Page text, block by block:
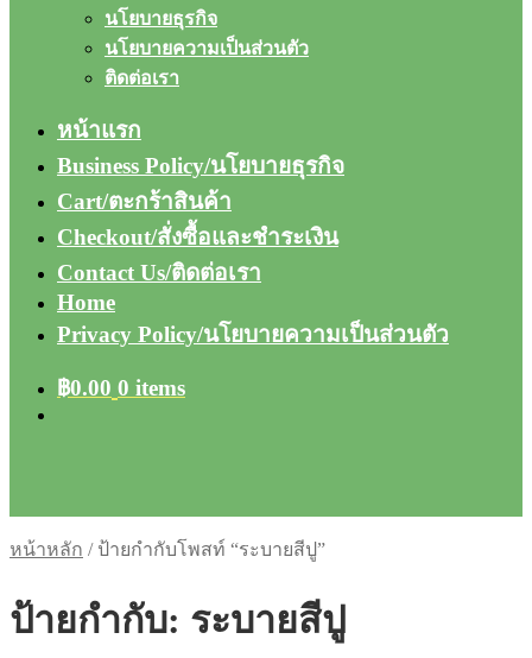
นโยบายธุรกิจ
นโยบายความเป็นส่วนตัว
ติดต่อเรา
หน้าแรก
Business Policy/นโยบายธุรกิจ
Cart/ตะกร้าสินค้า
Checkout/สั่งซื้อและชำระเงิน
Contact Us/ติดต่อเรา
Home
Privacy Policy/นโยบายความเป็นส่วนตัว
฿0.00 0 items
หน้าหลัก / ป้ายกำกับโพสท์ “ระบายสีปู”
ป้ายกำกับ: ระบายสีปู